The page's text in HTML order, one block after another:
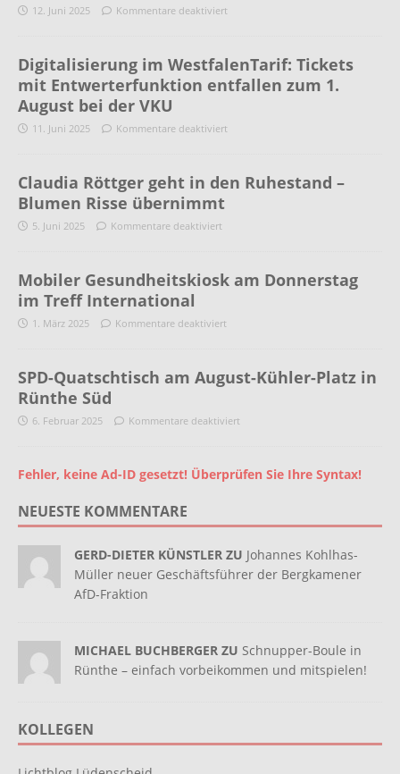
12. Juni 2025 Kommentare deaktiviert
Digitalisierung im WestfalenTarif: Tickets
mit Entwerterfunktion entfallen zum 1.
August bei der VKU
11. Juni 2025 Kommentare deaktiviert
Claudia Röttger geht in den Ruhestand –
Blumen Risse übernimmt
5. Juni 2025 Kommentare deaktiviert
Mobiler Gesundheitskiosk am Donnerstag
im Treff International
1. März 2025 Kommentare deaktiviert
SPD-Quatschtisch am August-Kühler-Platz in
Rünthe Süd
6. Februar 2025 Kommentare deaktiviert
Fehler, keine Ad-ID gesetzt! Überprüfen Sie Ihre Syntax!
NEUESTE KOMMENTARE
GERD-DIETER KÜNSTLER ZU Johannes Kohlhas-
Müller neuer Geschäftsführer der Bergkamener
AfD-Fraktion
MICHAEL BUCHBERGER ZU Schnupper-Boule in
Rünthe – einfach vorbeikommen und mitspielen!
KOLLEGEN